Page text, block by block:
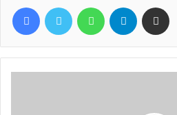
Facebook Twitter WhatsApp Telegram